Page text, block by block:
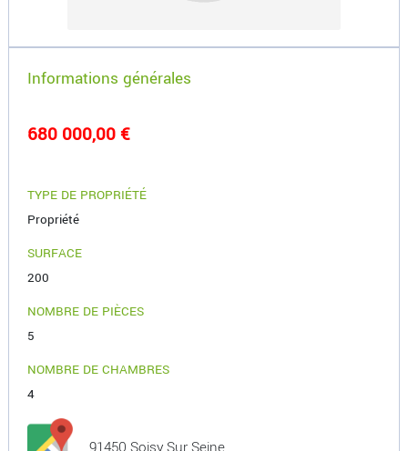
Informations générales
680 000,00 €
TYPE DE PROPRIÉTÉ
Propriété
SURFACE
200
NOMBRE DE PIÈCES
5
NOMBRE DE CHAMBRES
4